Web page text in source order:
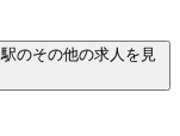
のその他の求人を見